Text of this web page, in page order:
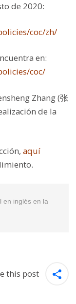
de 2020:
coc/zh/
en:
coc/
Zhang (张
de la
aquí
en inglés en la
this post